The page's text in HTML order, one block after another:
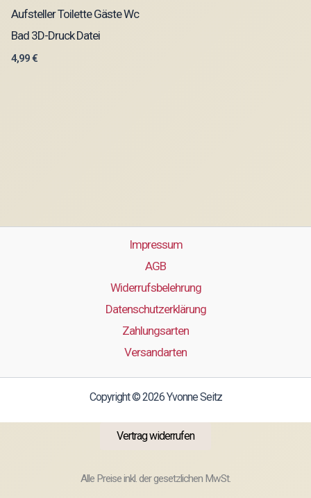
Aufsteller Toilette Gäste Wc
Bad 3D-Druck Datei
4,99€
Impressum
AGB
Widerrufsbelehrung
Datenschutzerklärung
Zahlungsarten
Versandarten
Copyright © 2026 Yvonne Seitz
Vertrag widerrufen
Alle Preise inkl. der gesetzlichen MwSt.